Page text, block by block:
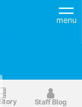
menu
Staff Blog